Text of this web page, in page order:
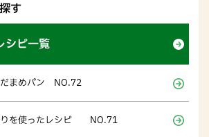
す
シピ一覧
まめパン NO.72
りを使ったレシピ NO.71